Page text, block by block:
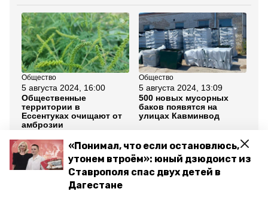
«Понимал, что если остановлюсь,
утонем втроём»: юный дзюдоист из
Ставрополя спас двух детей в
Дагестане
Общество
5 августа 2024, 16:00
Общественные
территории в
Ессентуках очищают от
амброзии
Общество
5 августа 2024, 13:09
500 новых мусорных
баков появятся на
улицах Кавминвод
Все новости
восстановление электроэнергии